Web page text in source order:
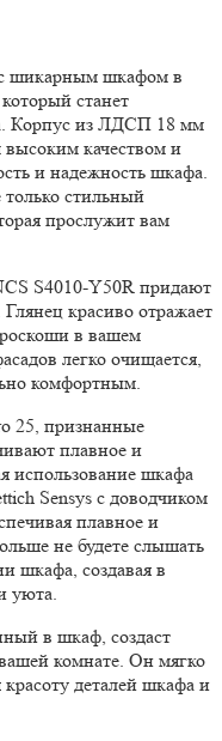
шикарным шкафом в
станет
Корпус из ЛДСП 18 мм
высоким качеством и
и надежность шкафа.
стильный
прослужит вам
S4010-Y50R придают
красиво отражает
в вашем
легко очищается,
комфортным.
25, признанные
плавное и
использование шкафа
Sensys с доводчиком
плавное и
не будете слышать
шкафа, создавая в
уюта.
в шкаф, создаст
комнате. Он мягко
деталей шкафа и